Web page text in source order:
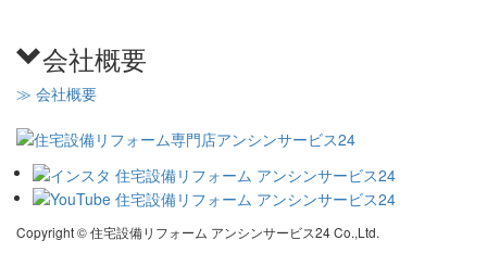
会社概要
≫ 会社概要
Copyright © 住宅設備リフォーム アンシンサービス24 Co.,Ltd.